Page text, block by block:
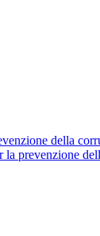
della
la prevenzione